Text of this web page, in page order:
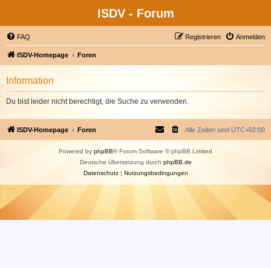
ISDV - Forum
FAQ Anmelden
Registrieren
ISDV-Homepage Foren
Information
Du bist leider nicht berechtigt, die Suche zu verwenden.
ISDV-Homepage Foren Alle Zeiten sind UTC+02:00
Powered by phpBB® Forum Software © phpBB Limited
Deutsche Übersetzung durch phpBB.de
Datenschutz| Nutzungsbedingungen